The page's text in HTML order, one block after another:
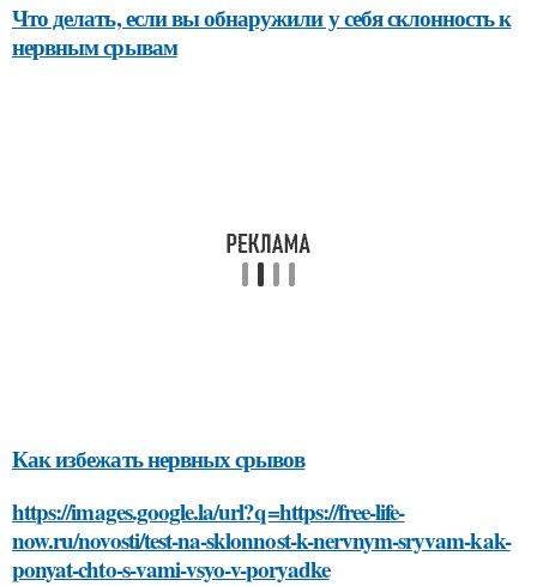
Что делать, если вы обнаружили у себя склонность к
нервным срывам
Как избежать нервных срывов
https://images.google.la/url?q=https://free-life-
now.ru/novosti/test-na-sklonnost-k-nervnym-sryvam-kak-
ponyat-chto-s-vami-vsyo-v-poryadke